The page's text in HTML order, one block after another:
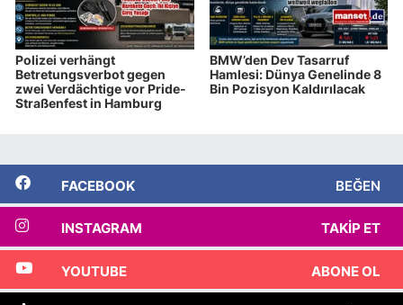
Polizei verhängt
Betretungsverbot gegen
zwei Verdächtige vor Pride-
Straßenfest in Hamburg
BMW’den Dev Tasarruf
Hamlesi: Dünya Genelinde 8
Bin Pozisyon Kaldırılacak
FACEBOOK BEĞEN
INSTAGRAM TAKIP ET
YOUTUBE ABONE OL